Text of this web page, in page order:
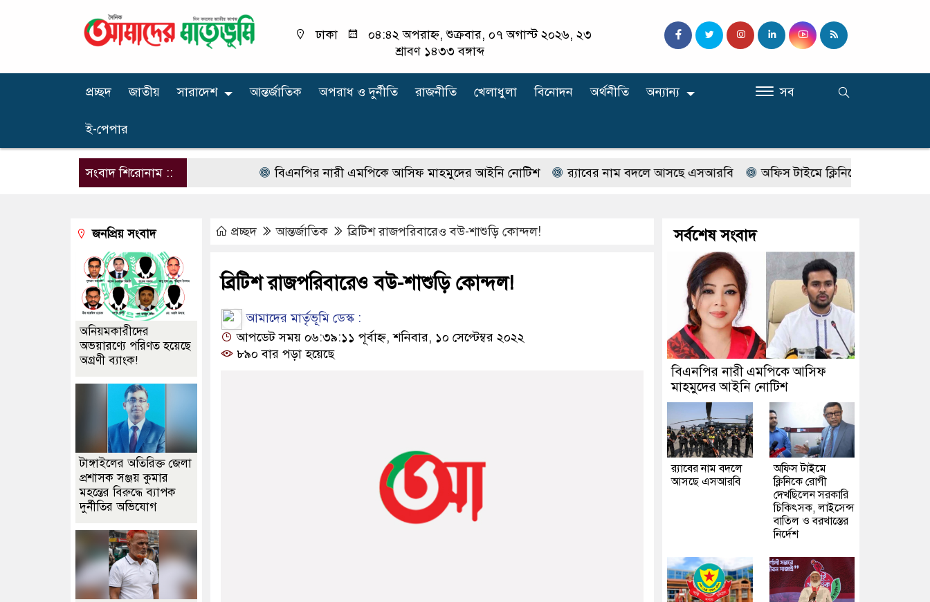
ঢাকা
০৪:৪২ অপরাহ্ন, শুক্রবার, ০৭ অগাস্ট ২০২৬, ২৩
শ্রাবণ ১৪৩৩ বঙ্গাব্দ
প্রচ্ছদ জাতীয় সারাদেশ আন্তর্জাতিক অপরাধ ‍ও দুর্নীতি রাজনীতি খেলাধুলা বিনোদন অর্থনীতি অন্যান্য
ই-পেপার
সব
সংবাদ শিরোনাম :: বিএনপির নারী এমপিকে আসিফ মাহমুদের আইনি নোটিশ র‍্যাবের নাম বদলে আসছে এসআরবি অফিস টাইমে ক্লিনিকে রোগী দেখছিলেন
প্রচ্ছদ আন্তর্জাতিক ব্রিটিশ রাজপরিবারেও বউ-শাশুড়ি কোন্দল!
ব্রিটিশ রাজপরিবারেও বউ-শাশুড়ি কোন্দল!
আমাদের মার্তৃভূমি ডেস্ক :
আপডেট সময় ০৬:৩৯:১১ পূর্বাহ্ন, শনিবার, ১০ সেপ্টেম্বর ২০২২
৮৯০ বার পড়া হয়েছে
জনপ্রিয় সংবাদ
অনিয়মকারীদের
অভয়ারণ্যে পরিণত হয়েছে
অগ্রণী ব্যাংক!
টাঙ্গাইলের অতিরিক্ত জেলা
প্রশাসক সঞ্জয় কুমার
মহন্তের বিরুদ্ধে ব্যাপক
দুর্নীতির অভিযোগ
সর্বশেষ সংবাদ
বিএনপির নারী এমপিকে আসিফ
মাহমুদের আইনি নোটিশ
র‍্যাবের নাম বদলে
আসছে এসআরবি
অফিস টাইমে
ক্লিনিকে রোগী
দেখছিলেন সরকারি
চিকিৎসক, লাইসেন্স
বাতিল ও বরখাস্তের
নির্দেশ